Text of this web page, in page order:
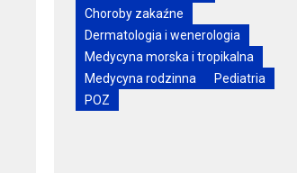
Choroby zakaźne
Dermatologia i wenerologia
Medycyna morska i tropikalna
Medycyna rodzinna
Pediatria
POZ